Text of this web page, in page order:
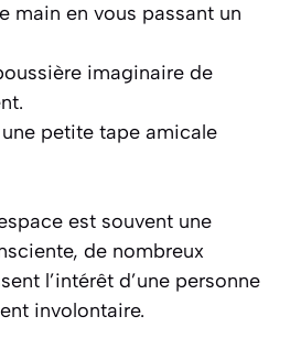
main en vous passant un
imaginaire de
petite tape amicale
est souvent une
de nombreux
l’intérêt d’une personne
involontaire.